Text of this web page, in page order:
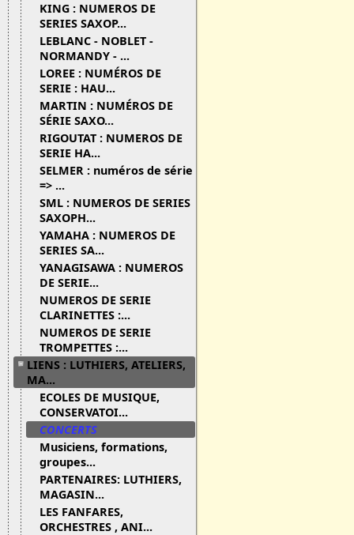
KING : NUMEROS DE
SERIES SAXOP...
LEBLANC - NOBLET -
NORMANDY - ...
LOREE : NUMÉROS DE
SERIE : HAU...
MARTIN : NUMÉROS DE
SÉRIE SAXO...
RIGOUTAT : NUMEROS DE
SERIE HA...
SELMER : numéros de série
=> ...
SML : NUMEROS DE SERIES
SAXOPH...
YAMAHA : NUMEROS DE
SERIES SA...
YANAGISAWA : NUMEROS
DE SERIE...
NUMEROS DE SERIE
CLARINETTES :...
NUMEROS DE SERIE
TROMPETTES :...
LIENS : LUTHIERS, ATELIERS,
MA...
ECOLES DE MUSIQUE,
CONSERVATOI...
CONCERTS
Musiciens, formations,
groupes...
PARTENAIRES: LUTHIERS,
MAGASIN...
LES FANFARES,
ORCHESTRES , ANI...